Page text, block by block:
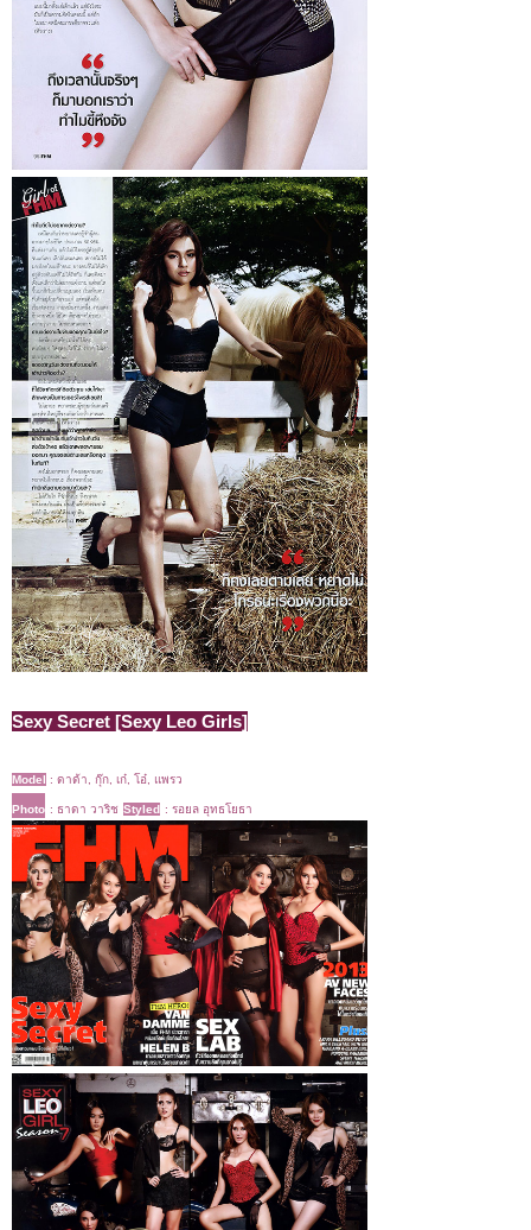
Sexy Secret [Sexy Leo Girls]
Model : ดาด้า, กุ๊ก, เก๋, โอ๋, แพรว
Photo : ธาดา วาริช Styled : รอยล อุทธโยธา